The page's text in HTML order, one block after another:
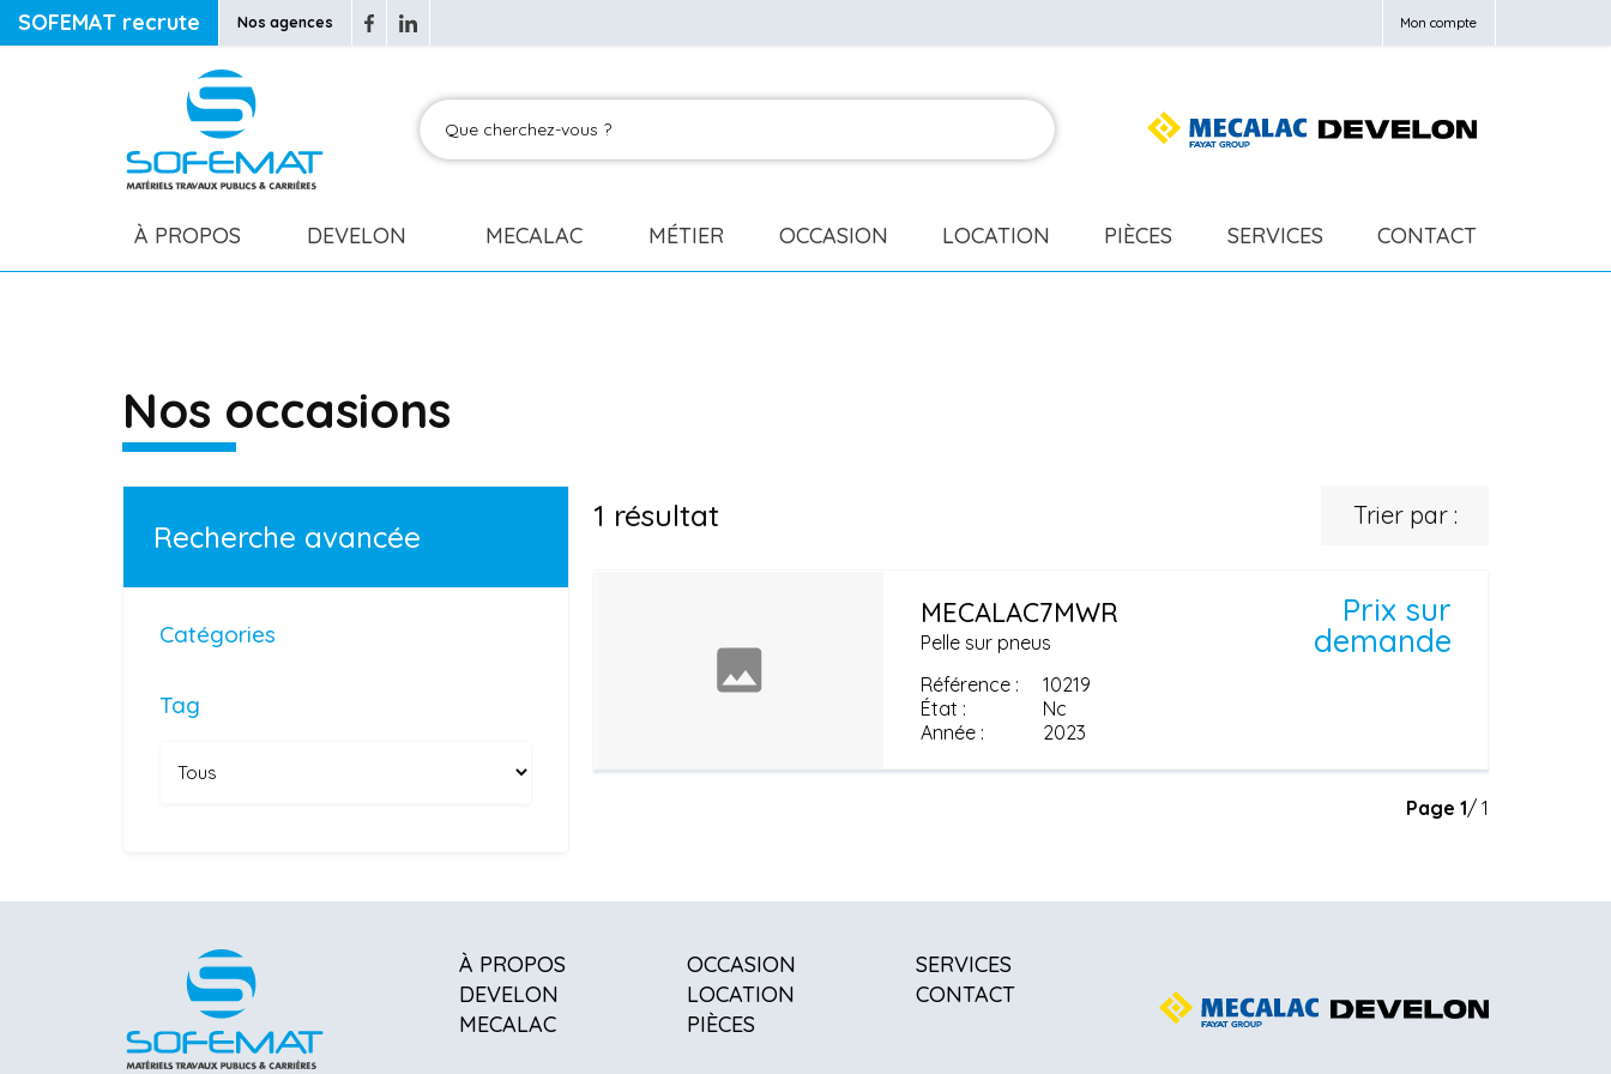
SOFEMAT recrute Nos agences Mon compte
À PROPOS DEVELON MECALAC MÉTIER OCCASION LOCATION PIÈCES SERVICES CONTACT
Nos occasions
Recherche avancée
Catégories
Tag
1 résultat Trier par :
Pelle sur pneus
MECALAC7MWR
Référence
10219
État
Nc
Année
2023
Prix sur
demande
Page 1/ 1
À PROPOS
DEVELON
MECALAC
OCCASION
LOCATION
PIÈCES
SERVICES
CONTACT